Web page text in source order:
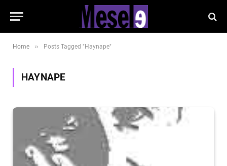
Home » Posts Tagged "Haynape"
HAYNAPE